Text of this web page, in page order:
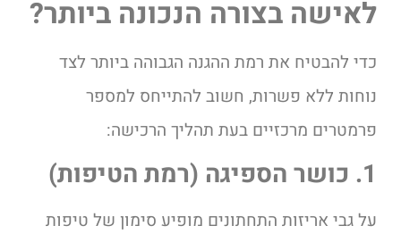
לאישה בצורה הנכונה ביותר?
כדי להבטיח את רמת ההגנה הגבוהה ביותר לצד
נוחות ללא פשרות, חשוב להתייחס למספר
פרמטרים מרכזיים בעת תהליך הרכישה:
1. כושר הספיגה (רמת הטיפות)
על גבי אריזות התחתונים מופיע סימון של טיפות